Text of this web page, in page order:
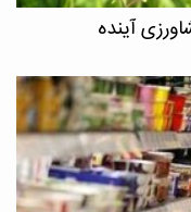
آینده